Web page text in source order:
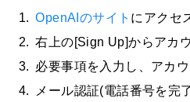
OpenAIのサイト にアクセ
右上の[Sign Up]からアカ
必要事項を入力し、アカ
メール認証(電話番号を完